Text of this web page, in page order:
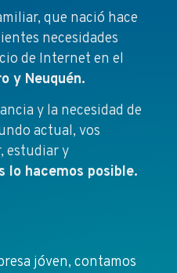
que nació hace
necesidades
de Internet en el
y Neuquén.
y la necesidad de
actual, vos
estudiar y
lo hacemos posible.
jóven, contamos